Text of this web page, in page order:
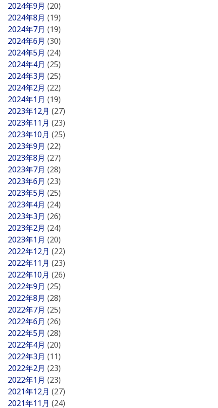
2024年9月 (20)
2024年8月 (19)
2024年7月 (19)
2024年6月 (30)
2024年5月 (24)
2024年4月 (25)
2024年3月 (25)
2024年2月 (22)
2024年1月 (19)
2023年12月 (27)
2023年11月 (23)
2023年10月 (25)
2023年9月 (22)
2023年8月 (27)
2023年7月 (28)
2023年6月 (23)
2023年5月 (25)
2023年4月 (24)
2023年3月 (26)
2023年2月 (24)
2023年1月 (20)
2022年12月 (22)
2022年11月 (23)
2022年10月 (26)
2022年9月 (25)
2022年8月 (28)
2022年7月 (25)
2022年6月 (26)
2022年5月 (28)
2022年4月 (20)
2022年3月 (11)
2022年2月 (23)
2022年1月 (23)
2021年12月 (27)
2021年11月 (24)